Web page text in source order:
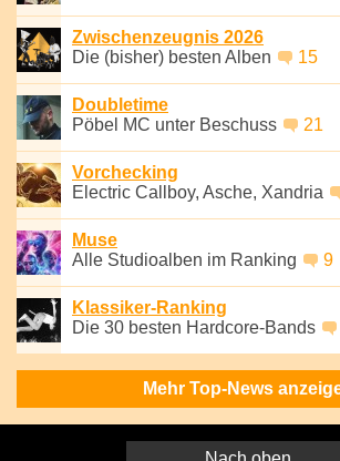
Zwischenzeugnis 2026
Die (bisher) besten Alben
15
Doubletime
Pöbel MC unter Beschuss
21
Vorchecking
Electric Callboy, Asche, Xandria
Muse
Alle Studioalben im Ranking
9
Klassiker-Ranking
Die 30 besten Hardcore-Bands
Mehr Top-News